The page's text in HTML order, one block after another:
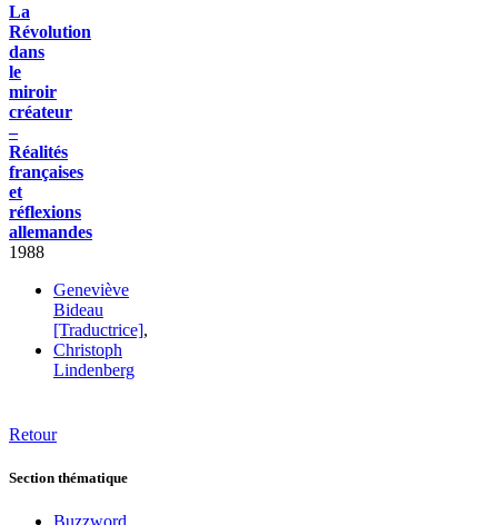
La
Révolution
dans
le
miroir
créateur
–
Réalités
françaises
et
réflexions
allemandes
1988
Geneviève
Bideau
[Traductrice],
Christoph
Lindenberg
Retour
Section thématique
Buzzword